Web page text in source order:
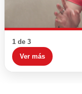
1 de 3
Ver más